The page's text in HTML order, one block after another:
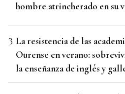
hombre atrincherado en su
La resistencia de las
Ourense en verano:
la enseñanza de inglés y